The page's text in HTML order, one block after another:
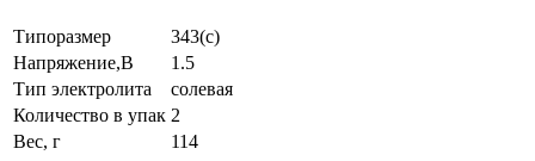
Типоразмер
343(c)
Напряжение,В
1.5
Тип электролита
солевая
Количество в упак 2
Вес, г
114